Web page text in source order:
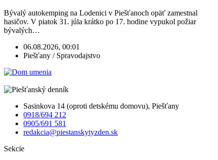
Bývalý autokemping na Lodenici v Piešťanoch opäť zamestnal
hasičov. V piatok 31. júla krátko po 17. hodine vypukol požiar
bývalých…
06.08.2026, 00:01
Piešťany / Spravodajstvo
Sasinkova 14 (oproti detskému domovu), Piešťany
0918/694 212
0905/691 581
redakcia@piestanskytyzden.sk
Sekcie